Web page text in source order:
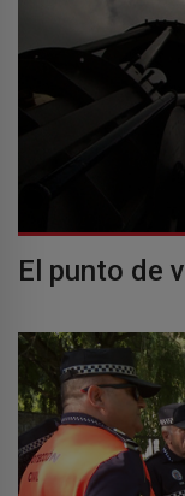
El punto de